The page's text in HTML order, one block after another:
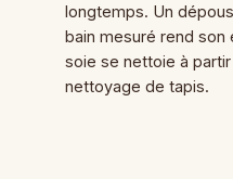
longtemps. Un
bain mesuré rend son
soie se nettoie à
nettoyage de tapis.